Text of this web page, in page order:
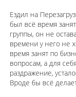
Ездил на
был всё время
группы, он не
времени у него не
время занят по
вопросам, а для
раздражение,
Вроде бы всё